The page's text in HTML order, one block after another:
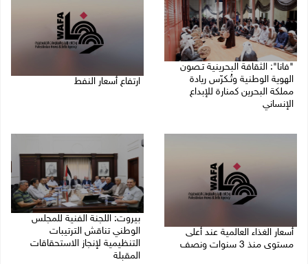
"فانا": الثقافة البحرينية تـصون
الهوية الوطنية وتُـكرّس ريادة
مملكة البحرين كمنارة للإبداع
الإنساني
ارتفاع أسعار النفط
أسعار الغذاء العالمية عند أعلى
مستوى منذ 3 سنوات ونصف
بيروت: اللجنة الفنية للمجلس
الوطني تناقش الترتيبات
التنظيمية لإنجاز الاستحقاقات
المقبلة